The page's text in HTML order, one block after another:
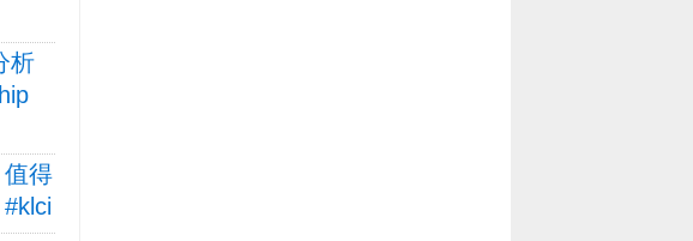
析
得